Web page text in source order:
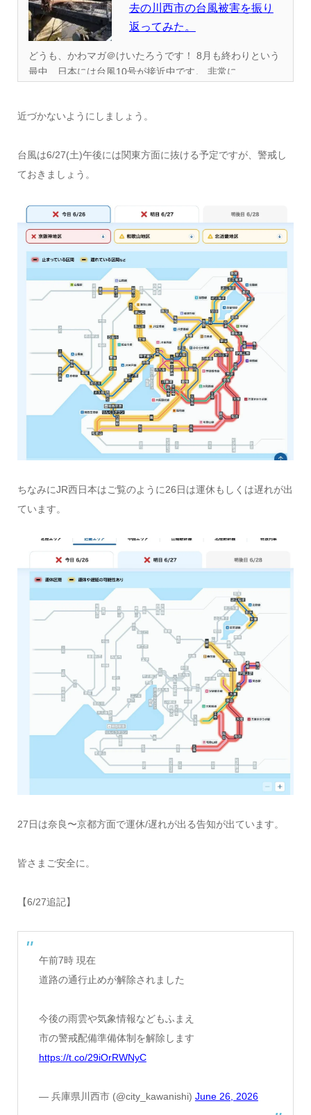
去の川西市の台風被害を振り
返ってみた。
どうも、かわマガ＠けいたろうです！ 8月も終わりという
最中、日本には台風10号が接近中です。 非常に...
近づかないようにしましょう。
台風は6/27(土)午後には関東方面に抜ける予定ですが、警戒し
ておきましょう。
ちなみにJR西日本はご覧のように26日は運休もしくは遅れが出
ています。
27日は奈良〜京都方面で運休/遅れが出る告知が出ています。
皆さまご安全に。
【6/27追記】
午前7時 現在
道路の通行止めが解除されました
今後の雨雲や気象情報などもふまえ
市の警戒配備準備体制を解除します
https://t.co/29iOrRWNyC
— 兵庫県川西市 (@city_kawanishi) June 26, 2026